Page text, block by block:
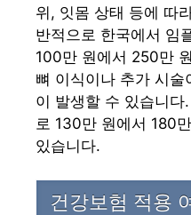
위, 잇몸 상태 등에 따
반적으로 한국에서 임
100만 원에서 250만
뼈 이식이나 추가 시
이 발생할 수 있습니다
로 130만 원에서 180
있습니다.
건강보험 적용